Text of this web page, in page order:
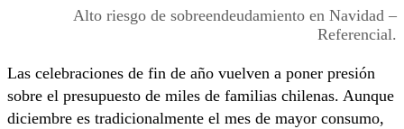
Alto riesgo de sobreendeudamiento en Navidad –
Referencial.
Las celebraciones de fin de año vuelven a poner presión
sobre el presupuesto de miles de familias chilenas. Aunque
diciembre es tradicionalmente el mes de mayor consumo,